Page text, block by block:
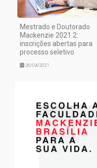
Mestrado e Doutorado
Mackenzie 2021.2:
inscrições abertas para
processo seletivo
26/04/2021